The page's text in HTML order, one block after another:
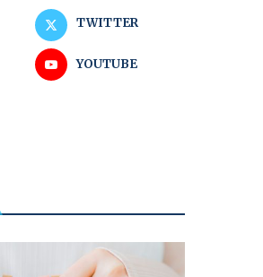
TWITTER
YOUTUBE